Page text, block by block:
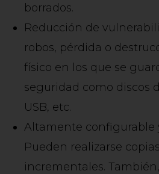
borrados.
Reducción de
robos, pérdida o
físico en los que se
seguridad como discos
USB, etc.
Altamente configurable
Pueden realizarse
incrementales.